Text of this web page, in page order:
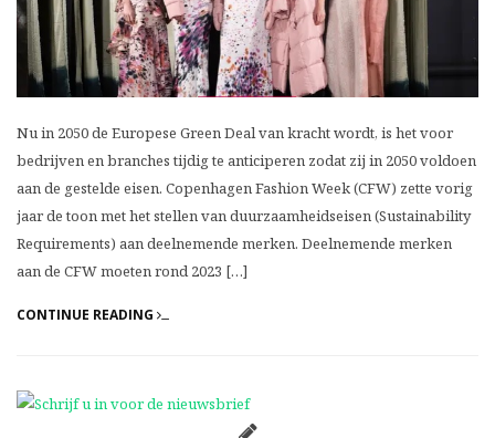
Nu in 2050 de Europese Green Deal van kracht wordt, is het voor
bedrijven en branches tijdig te anticiperen zodat zij in 2050 voldoen
aan de gestelde eisen. Copenhagen Fashion Week (CFW) zette vorig
jaar de toon met het stellen van duurzaamheidseisen (Sustainability
Requirements) aan deelnemende merken. Deelnemende merken
aan de CFW moeten rond 2023 […]
CONTINUE READING